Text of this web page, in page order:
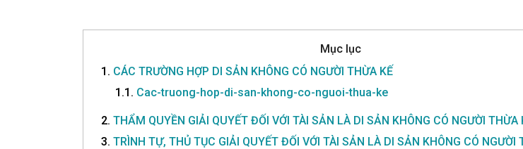
Mục lục
1. CÁC TRƯỜNG HỢP DI SẢN KHÔNG CÓ NGƯỜI THỪA KẾ
1.1. Cac-truong-hop-di-san-khong-co-nguoi-thua-ke
2. THẨM QUYỀN GIẢI QUYẾT ĐỐI VỚI TÀI SẢN LÀ DI SẢN KHÔNG CÓ NGƯỜI THỪA
3. TRÌNH TỰ, THỦ TỤC GIẢI QUYẾT ĐỐI VỚI TÀI SẢN LÀ DI SẢN KHÔNG CÓ NGƯỜI